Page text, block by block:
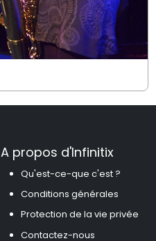
A propos d'Infinitix
Qu'est-ce-que c'est ?
Conditions générales
Protection de la vie privée
Contactez-nous